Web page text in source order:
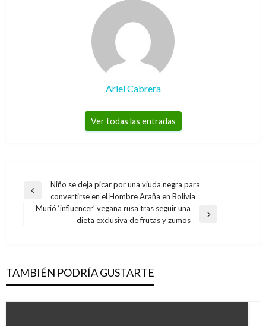
Ariel Cabrera
Ver todas las entradas
Navegación
de
Entrada
anterior
Niño se deja picar por una viuda negra para
convertirse en el Hombre Araña en Bolivia
Murió ‘influencer’ vegana rusa tras seguir una
dieta exclusiva de frutas y zumos
TAMBIÉN PODRÍA GUSTARTE